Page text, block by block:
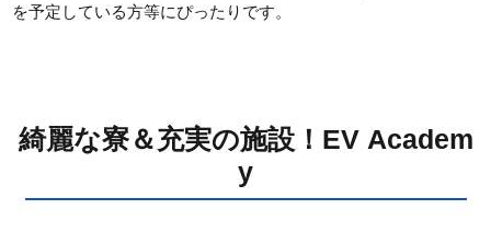
を予定している方等にぴったりです。
綺麗な寮＆充実の施設！EV Academ
y